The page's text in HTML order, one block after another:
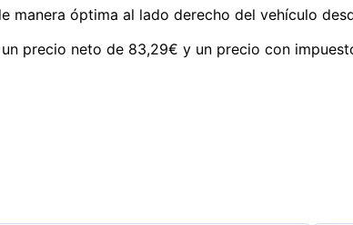
manera óptima al lado derecho del vehículo
precio neto de 83,29€ y un precio con